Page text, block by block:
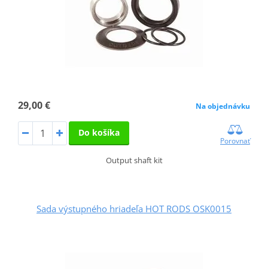
29,00 € Na objednávku
Do košíka
Porovnať
Output shaft kit
Sada výstupného hriadeľa HOT RODS OSK0015